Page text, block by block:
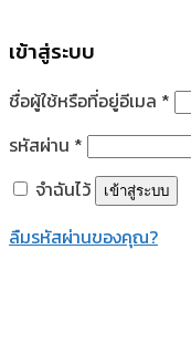
เข้าสู่ระบบ
ชื่อผู้ใช้หรือที่อยู่อีเมล *
รหัสผ่าน *
จำฉันไว้
เข้าสู่ระบบ
ลืมรหัสผ่านของคุณ?